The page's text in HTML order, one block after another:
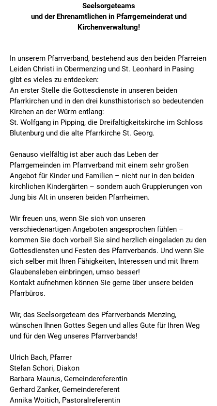
Seelsorgeteams
und der Ehrenamtlichen in Pfarrgemeinderat und
Kirchenverwaltung!
In unserem Pfarrverband, bestehend aus den beiden Pfarreien
Leiden Christi in Obermenzing und St. Leonhard in Pasing
gibt es vieles zu entdecken:
An erster Stelle die Gottesdienste in unseren beiden
Pfarrkirchen und in den drei kunsthistorisch so bedeutenden
Kirchen an der Würm entlang:
St. Wolfgang in Pipping, die Dreifaltigkeitskirche im Schloss
Blutenburg und die alte Pfarrkirche St. Georg.
Genauso vielfältig ist aber auch das Leben der
Pfarrgemeinden im Pfarrverband mit einem sehr großen
Angebot für Kinder und Familien – nicht nur in den beiden
kirchlichen Kindergärten – sondern auch Gruppierungen von
Jung bis Alt in unseren beiden Pfarrheimen.
Wir freuen uns, wenn Sie sich von unseren
verschiedenartigen Angeboten angesprochen fühlen –
kommen Sie doch vorbei! Sie sind herzlich eingeladen zu den
Gottesdiensten und Festen des Pfarrverbands. Und wenn Sie
sich selber mit Ihren Fähigkeiten, Interessen und mit Ihrem
Glaubensleben einbringen, umso besser!
Kontakt aufnehmen können Sie gerne über unsere beiden
Pfarrbüros.
Wir, das Seelsorgeteam des Pfarrverbands Menzing,
wünschen Ihnen Gottes Segen und alles Gute für Ihren Weg
und für den Weg unseres Pfarrverbands!
Ulrich Bach, Pfarrer
Stefan Schori, Diakon
Barbara Maurus, Gemeindereferentin
Gerhard Zanker, Gemeindereferent
Annika Woitich, Pastoralreferentin